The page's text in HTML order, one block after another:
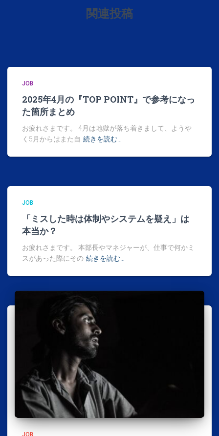
関連投稿
JOB
2025年4月の『TOP POINT』で参考になっ
た箇所まとめ
お疲れさまです。 4月は地獄が落ち着きまして、ようや
く5月からはまた自 続きを読む…
JOB
「ミスした時は体制やシステムを疑え」は
本当か？
お疲れさまです。 本部長やマネジャーが、仕事で何かミ
スがあった際にその 続きを読む…
JOB